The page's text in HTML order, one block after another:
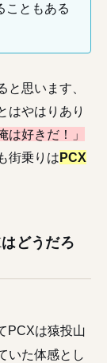
こともある
思います、
はやはりあり
は好きだ！」
街乗りは PCX
どうだろ
PCXは猿投山
いた体感とし